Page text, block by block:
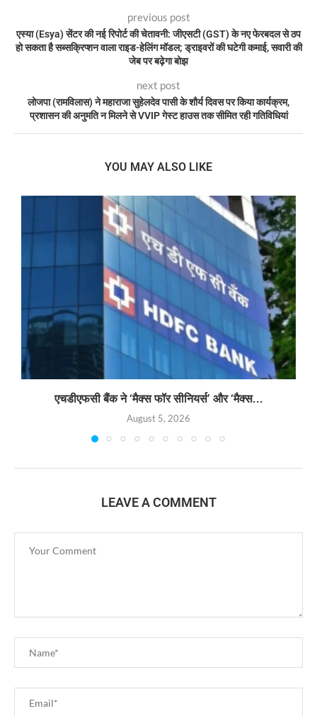
previous post
एस्या (Esya) सेंटर की नई रिपोर्ट की चेतावनी: जीएसटी (GST) के नए फेरबदल से ठप
हो सकता है सब्सक्रिप्शन वाला राइड-हेलिंग मॉडल; ड्राइवरों की घटेगी कमाई, सवारी की
जेब पर बढ़ेगा बोझ
next post
लोजपा (रामविलास) ने महाराजा सुहेलदेव पासी के शौर्य दिवस पर किया कार्यक्रम,
प्रशासन की अनुमति न मिलने से VVIP गेस्ट हाउस तक सीमित रही गतिविधियां
YOU MAY ALSO LIKE
एचडीएफसी बैंक ने ‘मैक्स फॉर सीनियर्स’ और ‘मैक्स...
August 5, 2026
LEAVE A COMMENT